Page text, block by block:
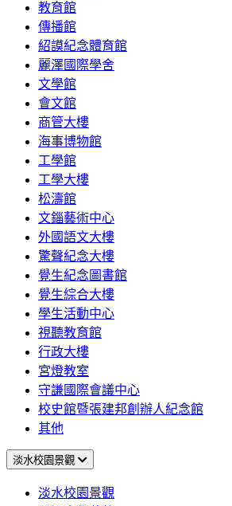
教育館
傳播館
紹謨紀念體育館
麗澤國際學舍
文學館
會文館
商管大樓
海事博物館
工學館
工學大樓
松濤館
文錙藝術中心
外國語文大樓
驚聲紀念大樓
覺生紀念圖書館
覺生綜合大樓
學生活動中心
視聽教育館
行政大樓
宮燈教室
守謙國際會議中心
校史館暨張建邦創辦人紀念館
其他
淡水校園景觀
淡水校園景觀